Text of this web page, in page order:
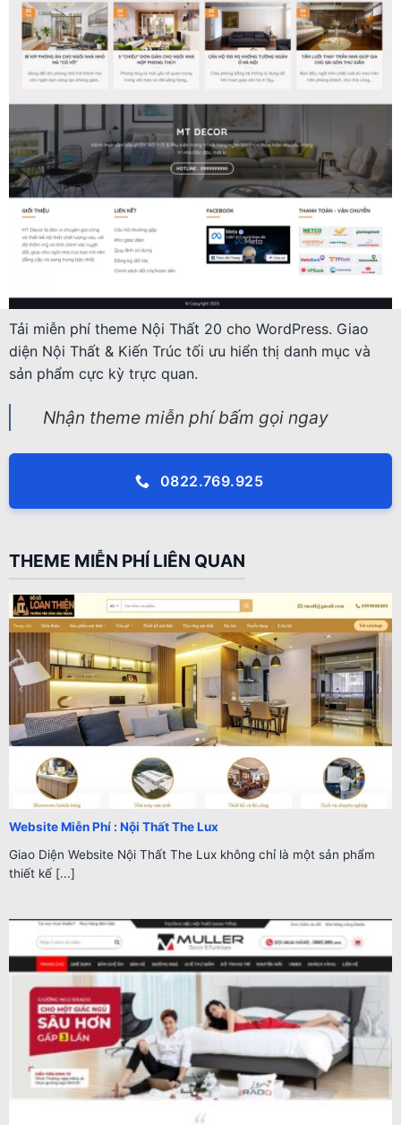
Tải miễn phí theme Nội Thất 20 cho WordPress. Giao
diện Nội Thất & Kiến Trúc tối ưu hiển thị danh mục và
sản phẩm cực kỳ trực quan.
Nhận theme miễn phí bấm gọi ngay
0822.769.925
THEME MIỄN PHÍ LIÊN QUAN
Website Miễn Phí : Nội Thất The Lux
Giao Diện Website Nội Thất The Lux không chỉ là một sản phẩm
thiết kế [...]